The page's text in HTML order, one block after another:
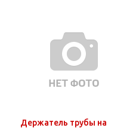
Держатель трубы на